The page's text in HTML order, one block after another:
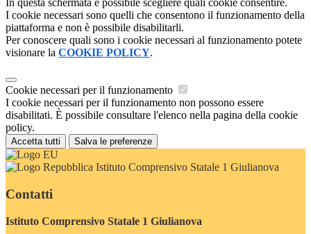
In questa schermata è possibile scegliere quali cookie consentire.
I cookie necessari sono quelli che consentono il funzionamento della
piattaforma e non è possibile disabilitarli.
Per conoscere quali sono i cookie necessari al funzionamento potete
visionare la COOKIE POLICY.
Cookie necessari per il funzionamento
I cookie necessari per il funzionamento non possono essere
disabilitati. È possibile consultare l'elenco nella pagina della cookie
policy.
Accetta tutti Salva le preferenze
Istituto Comprensivo Statale 1 Giulianova
Contatti
Istituto Comprensivo Statale 1 Giulianova